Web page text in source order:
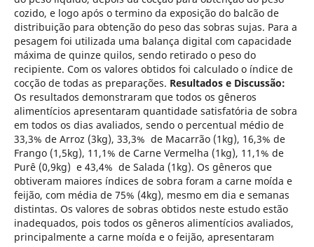
cozido, e logo após o termino da exposição do balcão de
distribuição para obtenção do peso das sobras sujas. Para a
pesagem foi utilizada uma balança digital com capacidade
máxima de quinze quilos, sendo retirado o peso do
recipiente. Com os valores obtidos foi calculado o índice de
cocção de todas as preparações. Resultados e Discussão:
Os resultados demonstraram que todos os gêneros
alimentícios apresentaram quantidade satisfatória de sobra
em todos os dias avaliados, sendo o percentual médio de
33,3% de Arroz (3kg), 33,3% de Macarrão (1kg), 16,3% de
Frango (1,5kg), 11,1% de Carne Vermelha (1kg), 11,1% de
Purê (0,9kg) e 43,4% de Salada (1kg). Os gêneros que
obtiveram maiores índices de sobra foram a carne moída e
feijão, com média de 75% (4kg), mesmo em dia e semanas
distintas. Os valores de sobras obtidos neste estudo estão
inadequados, pois todos os gêneros alimentícios avaliados,
principalmente a carne moída e o feijão, apresentaram